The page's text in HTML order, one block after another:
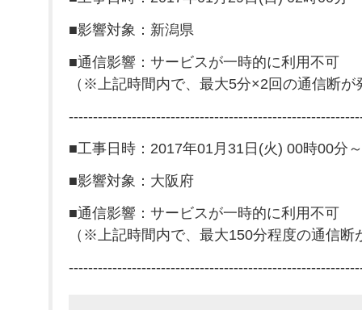
■影響対象：新潟県
■通信影響：サービスが一時的に利用不可
（※上記時間内で、最大5分×2回の通信断が
■工事日時：2017年01月31日(火) 00時00分
■影響対象：大阪府
■通信影響：サービスが一時的に利用不可
（※上記時間内で、最大150分程度の通信断